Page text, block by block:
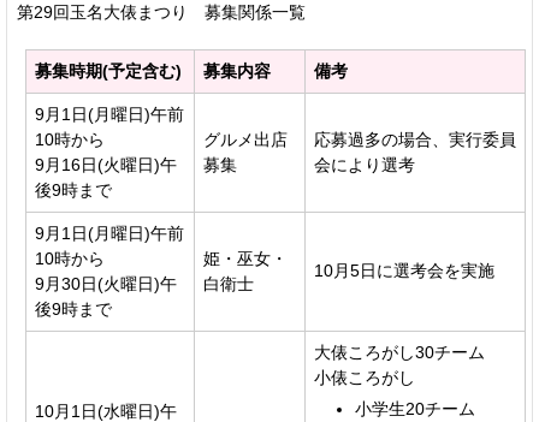
第29回玉名大俵まつり 募集関係一覧
募集時期(予定含む) 募集内容 備考
9月1日(月曜日)午前
10時から
9月16日(火曜日)午
後9時まで
グルメ出店
募集
応募過多の場合、実行委員
会により選考
9月1日(月曜日)午前
10時から
9月30日(火曜日)午
後9時まで
姫・巫女・
白衛士
10月5日に選考会を実施
10月1日(水曜日)午
大俵ころがし30チーム
小俵ころがし
小学生20チーム